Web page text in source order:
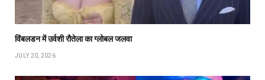
विंबलडन में उर्वशी रौतेला का ग्लोबल जलवा
JULY 20, 2026